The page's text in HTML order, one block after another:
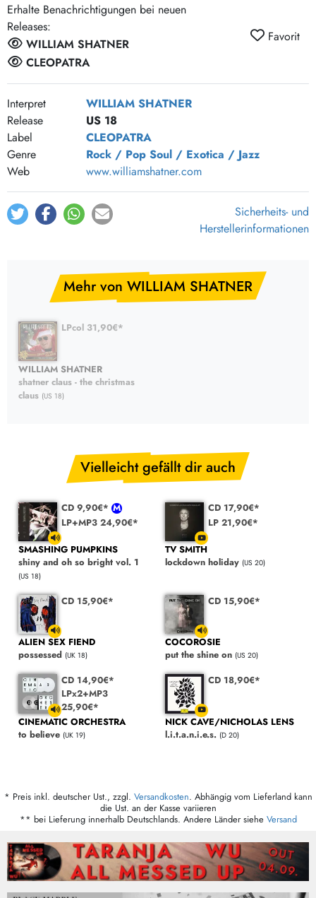
Erhalte Benachrichtigungen bei neuen
Releases:
WILLIAM SHATNER
CLEOPATRA
Favorit
Interpret
WILLIAM SHATNER
Release
US 18
Label
CLEOPATRA
Genre
Rock / Pop Soul / Exotica / Jazz
Web
www.williamshatner.com
Sicherheits- und
Herstellerinformationen
Mehr von WILLIAM SHATNER
LPcol 31,90€*
WILLIAM SHATNER
shatner claus - the christmas
claus (US 18)
Vielleicht gefällt dir auch
CD 9,90€*
LP+MP3 24,90€*
SMASHING PUMPKINS
shiny and oh so bright vol. 1
(US 18)
CD 17,90€*
LP 21,90€*
TV SMITH
lockdown holiday (US 20)
CD 15,90€*
ALIEN SEX FIEND
possessed (UK 18)
CD 15,90€*
COCOROSIE
put the shine on (US 20)
CD 14,90€*
LPx2+MP3
25,90€*
CINEMATIC ORCHESTRA
to believe (UK 19)
CD 18,90€*
NICK CAVE/NICHOLAS LENS
l.i.t.a.n.i.e.s. (D 20)
* Preis inkl. deutscher Ust., zzgl. Versandkosten. Abhängig vom Lieferland kann
die Ust. an der Kasse variieren
** bei Lieferung innerhalb Deutschlands. Andere Länder siehe Versand